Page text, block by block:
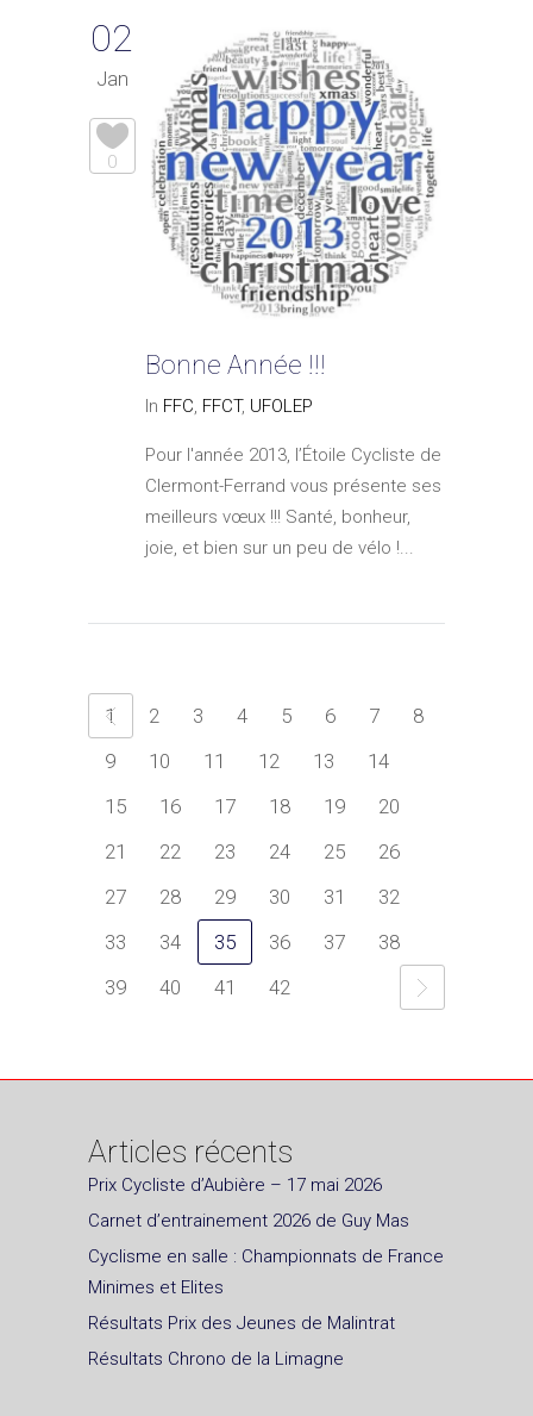
02
Jan
0
Bonne Année !!!
In FFC, FFCT, UFOLEP
Pour l'année 2013, l’Étoile Cycliste de
Clermont-Ferrand vous présente ses
meilleurs vœux !!! Santé, bonheur,
joie, et bien sur un peu de vélo !...
1 2 3 4 5 6 7
8
9
10 11 12 13
14
15
16 17 18 19
20
21
22 23 24 25
26
27
28 29 30 31
32
33
34 35 36 37
38
39
40 41 42
Articles récents
Prix Cycliste d’Aubière – 17 mai 2026
Carnet d’entrainement 2026 de Guy Mas
Cyclisme en salle : Championnats de France
Minimes et Elites
Résultats Prix des Jeunes de Malintrat
Résultats Chrono de la Limagne